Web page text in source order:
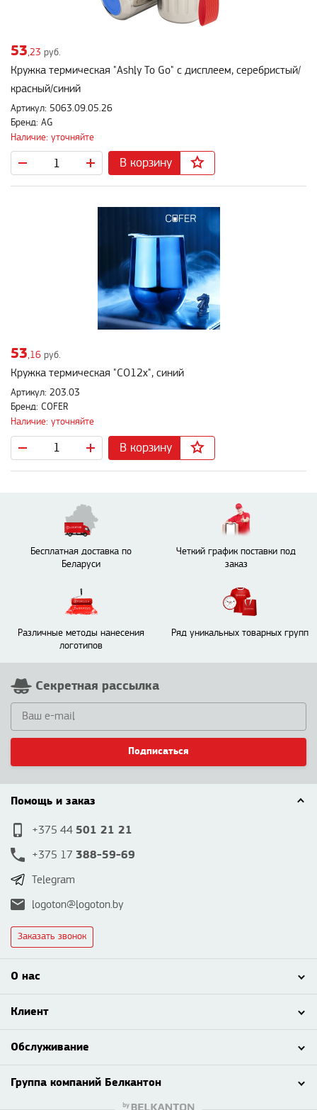
53 ,23 руб.
Кружка термическая "Ashly To Go" с дисплеем, серебристый/
красный/синий
Артикул: 5063.09.05.26
Бренд: AG
Наличие: уточняйте
В корзину
53,16 руб.
Кружка термическая "CO12x", синий
Артикул: 203.03
Бренд: COFER
Наличие: уточняйте
В корзину
Бесплатная доставка по
Беларуси
Четкий график поставки под
заказ
Различные методы нанесения
логотипов
Ряд уникальных товарных групп
Секретная рассылка
Подписаться
Помощь и заказ
+375 44 501 21 21
+375 17 388-59-69
Telegram
logoton@logoton.by
Заказать звонок
О нас
Клиент
Обслуживание
Группа компаний Белкантон